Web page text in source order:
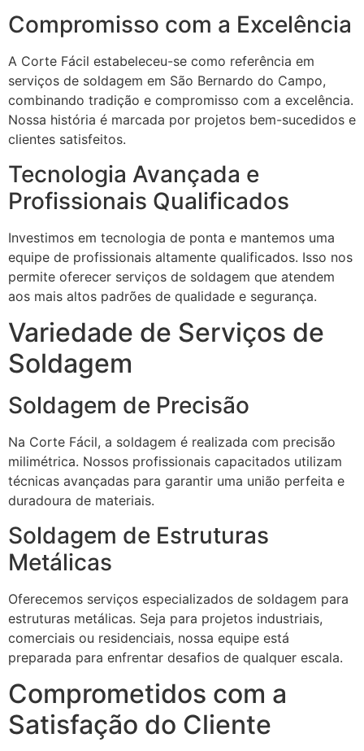
Compromisso com a Excelência
A Corte Fácil estabeleceu-se como referência em
serviços de soldagem em São Bernardo do Campo,
combinando tradição e compromisso com a excelência.
Nossa história é marcada por projetos bem-sucedidos e
clientes satisfeitos.
Tecnologia Avançada e
Profissionais Qualificados
Investimos em tecnologia de ponta e mantemos uma
equipe de profissionais altamente qualificados. Isso nos
permite oferecer serviços de soldagem que atendem
aos mais altos padrões de qualidade e segurança.
Variedade de Serviços de
Soldagem
Soldagem de Precisão
Na Corte Fácil, a soldagem é realizada com precisão
milimétrica. Nossos profissionais capacitados utilizam
técnicas avançadas para garantir uma união perfeita e
duradoura de materiais.
Soldagem de Estruturas
Metálicas
Oferecemos serviços especializados de soldagem para
estruturas metálicas. Seja para projetos industriais,
comerciais ou residenciais, nossa equipe está
preparada para enfrentar desafios de qualquer escala.
Comprometidos com a
Satisfação do Cliente